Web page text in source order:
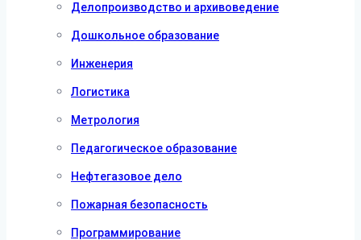
Делопроизводство и архивоведение
Дошкольное образование
Инженерия
Логистика
Метрология
Педагогическое образование
Нефтегазовое дело
Пожарная безопасность
Программирование